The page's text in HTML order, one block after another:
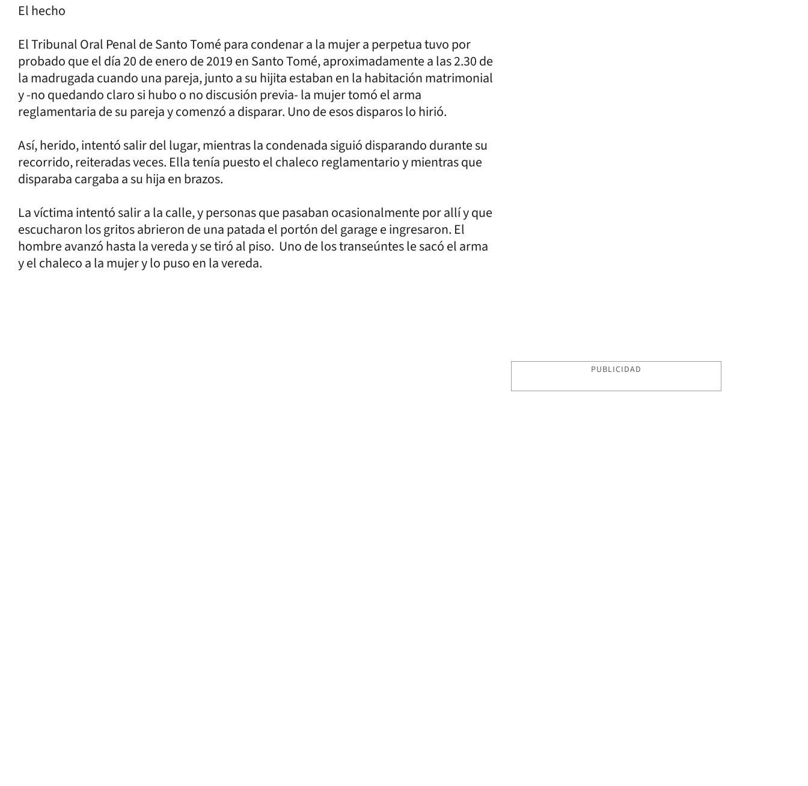
El hecho
El Tribunal Oral Penal de Santo Tomé para condenar a la mujer a perpetua tuvo por
probado que el día 20 de enero de 2019 en Santo Tomé, aproximadamente a las 2.30 de
la madrugada cuando una pareja, junto a su hijita estaban en la habitación matrimonial
y -no quedando claro si hubo o no discusión previa- la mujer tomó el arma
reglamentaria de su pareja y comenzó a disparar. Uno de esos disparos lo hirió.
Así, herido, intentó salir del lugar, mientras la condenada siguió disparando durante su
recorrido, reiteradas veces. Ella tenía puesto el chaleco reglamentario y mientras que
disparaba cargaba a su hija en brazos.
La víctima intentó salir a la calle, y personas que pasaban ocasionalmente por allí y que
escucharon los gritos abrieron de una patada el portón del garage e ingresaron. El
hombre avanzó hasta la vereda y se tiró al piso. Uno de los transeúntes le sacó el arma
y el chaleco a la mujer y lo puso en la vereda.
PUBLICIDAD